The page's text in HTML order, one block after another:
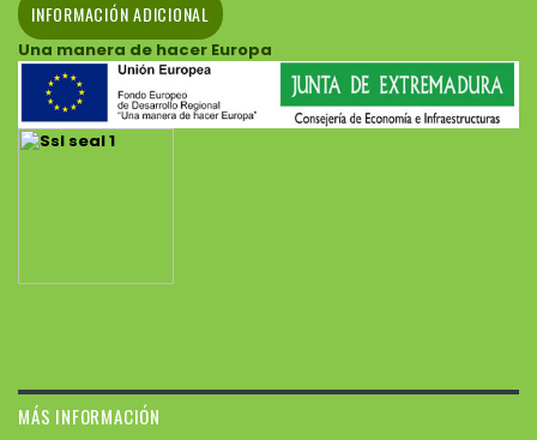
INFORMACIÓN ADICIONAL
Una manera de hacer Europa
MÁS INFORMACIÓN